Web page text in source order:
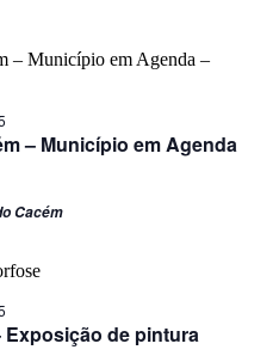
– Município em Agenda
Cacém
de pintura